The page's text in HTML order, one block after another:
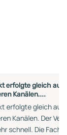
erfolgte gleich auf
Kanälen....
erfolgte gleich auf
Kanälen. Der
schnell. Die